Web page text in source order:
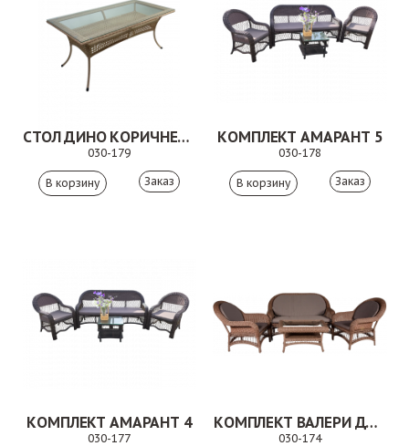
СТОЛ ДИНО КОРИЧНЕВЫЙ
030-179
Заказ
КОМПЛЕКТ АМАРАНТ 5
030-178
Заказ
КОМПЛЕКТ АМАРАНТ 4
030-177
КОМПЛЕКТ ВАЛЕРИ ДУО КОРИЧНЕВЫЙ
030-174